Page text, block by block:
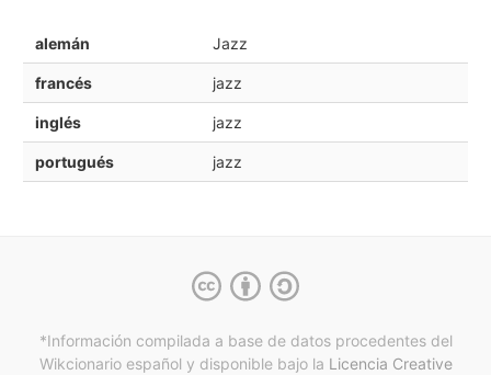
alemán Jazz
francés jazz
inglés jazz
portugués jazz
*Información compilada a base de datos procedentes del
Wikcionario español y disponible bajo la Licencia Creative